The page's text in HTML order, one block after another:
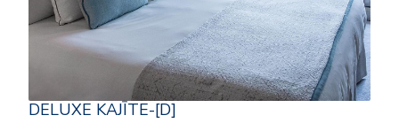
DELUXE KAJĪTE-[D]